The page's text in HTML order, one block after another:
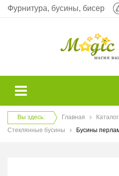
Фурнитура, бусины, бисер
Вы здесь: Главная Каталог
Стеклянные бусины
Бусины